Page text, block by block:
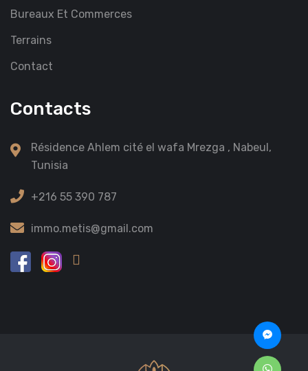
Bureaux Et Commerces
Terrains
Contact
Contacts
Résidence Ahlem cité el wafa Mrezga , Nabeul,
Tunisia
+216 55 390 787
immo.metis@gmail.com